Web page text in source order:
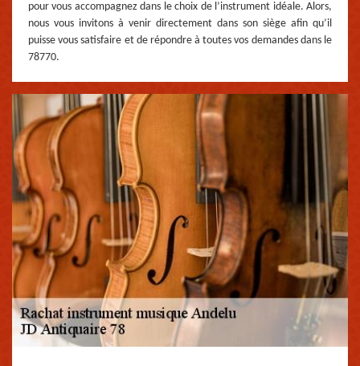
pour vous accompagnez dans le choix de l’instrument idéale. Alors,
nous vous invitons à venir directement dans son siège afin qu’il
puisse vous satisfaire et de répondre à toutes vos demandes dans le
78770.